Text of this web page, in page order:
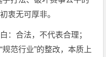
衷无可厚非。
：合法，不代表合理；
范行业”的整改，本质上